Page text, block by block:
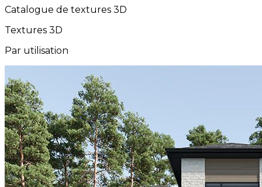
Catalogue de textures 3D
Textures 3D
Par utilisation